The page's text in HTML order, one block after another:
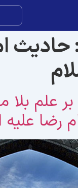
حادیث
علم بلا
علیه